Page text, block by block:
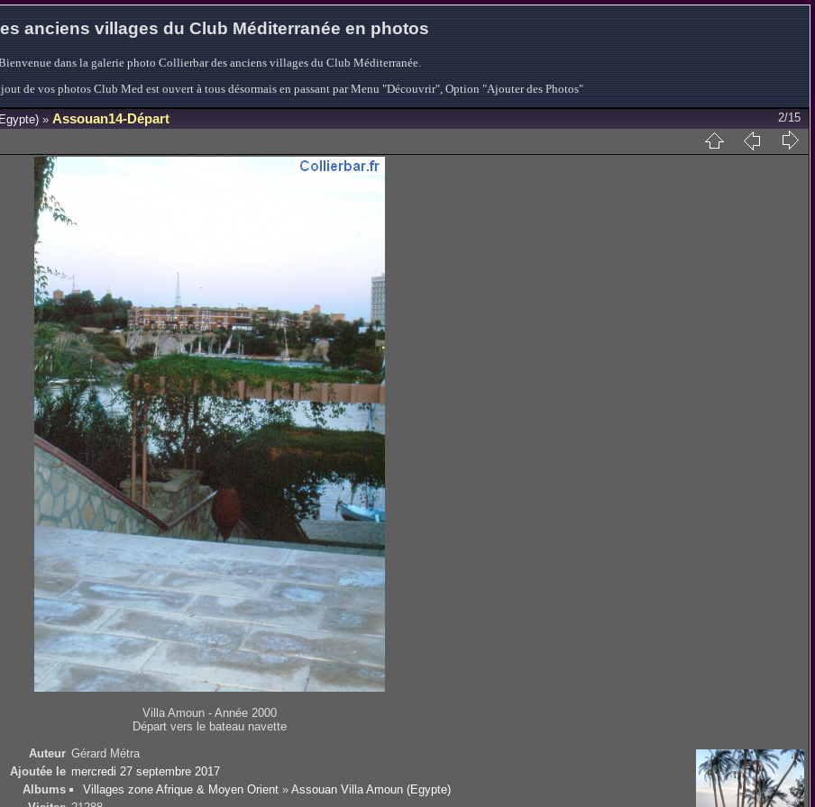
anciens villages du Club Méditerranée en photos
dans la galerie photo Collierbar des anciens villages du Club Méditerranée.
de vos photos Club Med est ouvert à tous désormais en passant par Menu "Découvrir", Option "Ajouter des Photos"
» Assouan14-Départ 2/15
Villa Amoun - Année 2000
Départ vers le bateau navette
Auteur Gérard Métra
Ajoutée le mercredi 27 septembre 2017
Albums
Villages zone Afrique & Moyen Orient» Assouan Villa Amoun (Egypte)